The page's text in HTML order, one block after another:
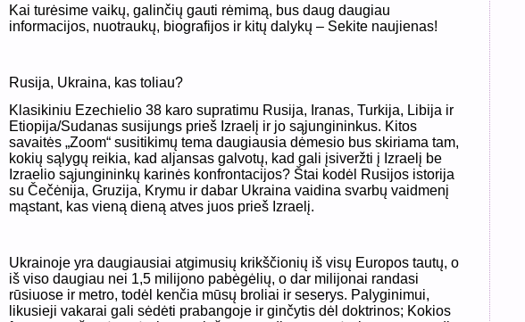
Kai turėsime vaikų, galinčių gauti rėmimą, bus daug daugiau
informacijos, nuotraukų, biografijos ir kitų dalykų – Sekite naujienas!
Rusija, Ukraina, kas toliau?
Klasikiniu Ezechielio 38 karo supratimu Rusija, Iranas, Turkija, Libija ir
Etiopija/Sudanas susijungs prieš Izraelį ir jo sąjungininkus. Kitos
savaitės „Zoom“ susitikimų tema daugiausia dėmesio bus skiriama tam,
kokių sąlygų reikia, kad aljansas galvotų, kad gali įsiveržti į Izraelį be
Izraelio sąjungininkų karinės konfrontacijos? Štai kodėl Rusijos istorija
su Čečėnija, Gruzija, Krymu ir dabar Ukraina vaidina svarbų vaidmenį
mąstant, kas vieną dieną atves juos prieš Izraelį.
Ukrainoje yra daugiausiai atgimusių krikščionių iš visų Europos tautų, o
iš viso daugiau nei 1,5 milijono pabėgėlių, o dar milijonai randasi
rūsiuose ir metro, todėl kenčia mūsų broliai ir seserys. Palyginimui,
likusieji vakarai gali sėdėti prabangoje ir ginčytis dėl doktrinos; Kokios